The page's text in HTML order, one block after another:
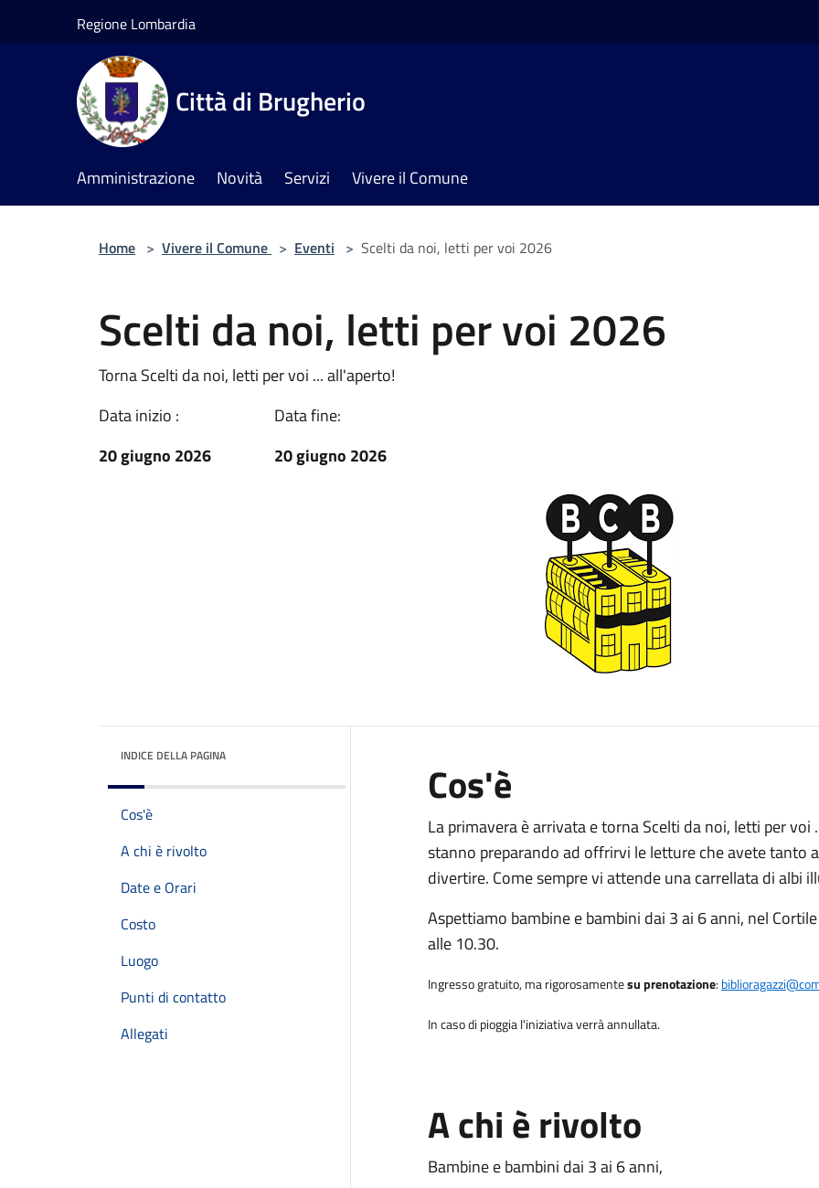
Regione Lombardia
Città di Brugherio
Amministrazione Novità Servizi Vivere il Comune
Home > Vivere il Comune > Eventi > Scelti da noi, letti per voi 2026
Scelti da noi, letti per voi 2026
Torna Scelti da noi, letti per voi ... all'aperto!
Data inizio :
20 giugno 2026
Data fine:
20 giugno 2026
INDICE DELLA PAGINA
Cos'è
A chi è rivolto
Date e Orari
Costo
Luogo
Punti di contatto
Allegati
Cos'è
La primavera è arrivata e torna Scelti da noi, letti per
stanno preparando ad offrirvi le letture che avete tanto
divertire. Come sempre vi attende una carrellata di albi
Aspettiamo bambine e bambini dai 3 ai 6 anni, nel
alle 10.30.
Ingresso gratuito, ma rigorosamentesu prenotazione:
In caso di pioggia l'iniziativa verrà annullata.
A chi è rivolto
Bambine e bambini dai 3 ai 6 anni,